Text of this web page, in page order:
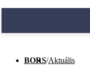
BORS/Aktuális